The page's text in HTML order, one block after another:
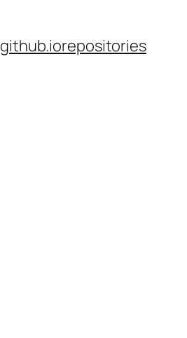
github.iorepositories